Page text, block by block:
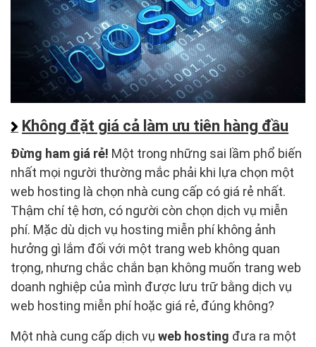
Không đặt giá cả làm ưu tiên hàng đầu
Đừng ham giá rẻ! Một trong những sai lầm phổ biến
nhất mọi người thường mắc phải khi lựa chọn một
web hosting là chọn nhà cung cấp có giá rẻ nhất.
Thậm chí tệ hơn, có người còn chọn dịch vụ miễn
phí. Mặc dù dịch vụ hosting miễn phí không ảnh
hưởng gì lắm đối với một trang web không quan
trọng, nhưng chắc chắn bạn không muốn trang web
doanh nghiệp của mình được lưu trữ bằng dịch vụ
web hosting miễn phí hoặc giá rẻ, đúng không?
Một nhà cung cấp dịch vụ web hosting đưa ra một